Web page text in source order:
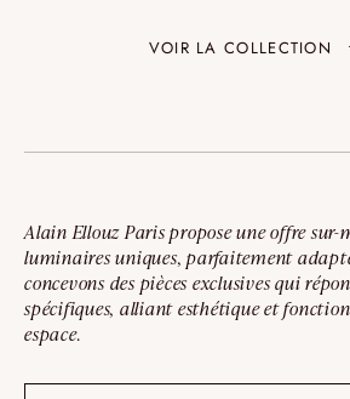
VOIR LA COLLECTION
Alain Ellouz Paris propose une offre sur-
luminaires uniques, parfaitement
concevons des pièces exclusives qui
spécifiques, alliant esthétique et
espace.